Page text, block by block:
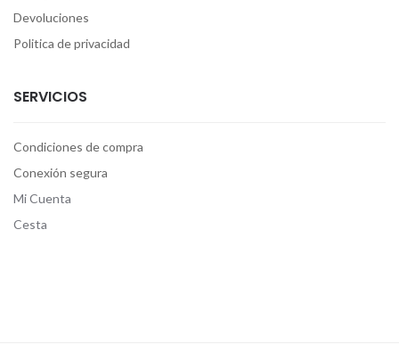
Devoluciones
Politica de privacidad
SERVICIOS
Condiciones de compra
Conexión segura
Mi Cuenta
Cesta